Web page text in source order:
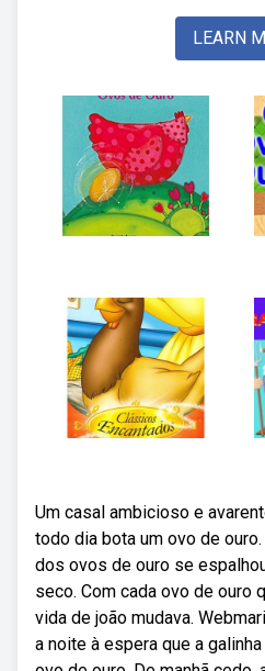
LEARN
Um casal ambicioso e
todo dia bota um ovo de
dos ovos de ouro se
seco. Com cada ovo de ouro
vida de joão mudava.
a noite à espera que a